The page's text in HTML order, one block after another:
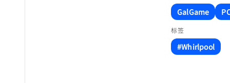
GalGame
标签
#Whirlpool